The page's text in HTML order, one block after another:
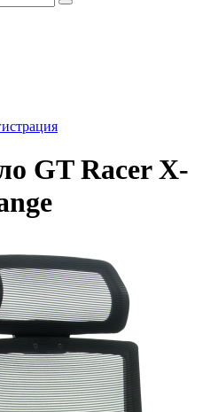
GT Racer X-